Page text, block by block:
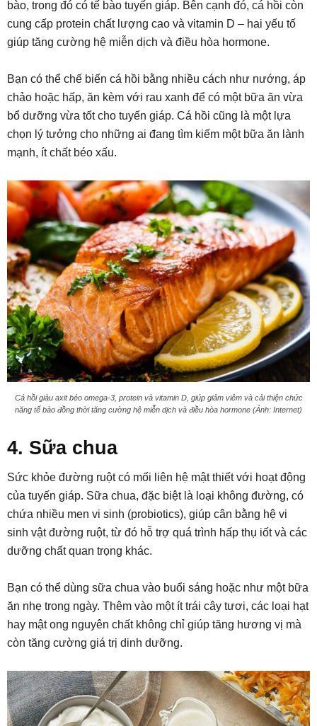
bào, trong đó có tế bào tuyến giáp. Bên cạnh đó, cá hồi còn
cung cấp protein chất lượng cao và vitamin D – hai yếu tố
giúp tăng cường hệ miễn dịch và điều hòa hormone.
Bạn có thể chế biến cá hồi bằng nhiều cách như nướng, áp
chảo hoặc hấp, ăn kèm với rau xanh để có một bữa ăn vừa
bổ dưỡng vừa tốt cho tuyến giáp. Cá hồi cũng là một lựa
chọn lý tưởng cho những ai đang tìm kiếm một bữa ăn lành
mạnh, ít chất béo xấu.
Cá hồi giàu axit béo omega-3, protein và vitamin D, giúp giảm viêm và cải thiện chức
năng tế bào đồng thời tăng cường hệ miễn dịch và điều hòa hormone (Ảnh: Internet)
4. Sữa chua
Sức khỏe đường ruột có mối liên hệ mật thiết với hoạt động
của tuyến giáp. Sữa chua, đặc biệt là loại không đường, có
chứa nhiều men vi sinh (probiotics), giúp cân bằng hệ vi
sinh vật đường ruột, từ đó hỗ trợ quá trình hấp thụ iốt và các
dưỡng chất quan trọng khác.
Bạn có thể dùng sữa chua vào buổi sáng hoặc như một bữa
ăn nhẹ trong ngày. Thêm vào một ít trái cây tươi, các loại hạt
hay mật ong nguyên chất không chỉ giúp tăng hương vị mà
còn tăng cường giá trị dinh dưỡng.